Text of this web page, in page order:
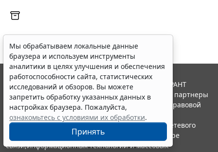
Мы обрабатываем локальные данные
браузера и используем инструменты
аналитики в целях улучшения и обеспечения
работоспособности сайта, статистических
исследований и обзоров. Вы можете
запретить обработку указанных данных в
настройках браузера. Пожалуйста,
ознакомьтесь с условиями их обработки.
Принять
© ООО "НПП "ГАРАНТ-СЕРВИС", 2026. Система ГАРАНТ
выпускается с 1990 года. Компания "Гарант" и ее партнеры
являются участниками Российской ассоциации правовой
информации ГАРАНТ.
Портал ГАРАНТ.РУ зарегистрирован в качестве сетевого
издания Федеральной службой по надзору в сфере
связи,информационных технологий и массовых